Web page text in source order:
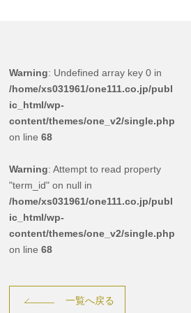
Warning: Undefined array key 0 in
/home/xs031961/one111.co.jp/publ
ic_html/wp-
content/themes/one_v2/single.php
on line 68
Warning: Attempt to read property
"term_id" on null in
/home/xs031961/one111.co.jp/publ
ic_html/wp-
content/themes/one_v2/single.php
on line 68
一覧へ戻る